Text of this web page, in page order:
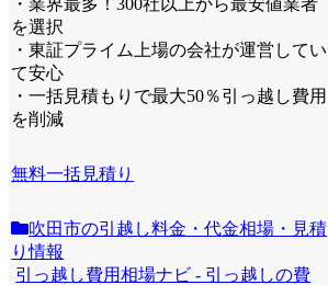
・業界最多！300社以上から最安値業者
を選択
・東証プライム上場の会社が運営してい
て安心
・一括見積もりで最大50％引っ越し費用
を削減
無料一括見積り
吹田市の引越し料金・代金相場・見積
り情報
引っ越し費用相場ナビ - 引っ越しの費